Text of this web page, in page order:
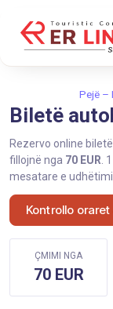
Pejë –
Biletë
Rezervo online
fillojnë nga 70 EUR .
mesatare e
Kontrollo
ÇMIMI NGA
70 EUR